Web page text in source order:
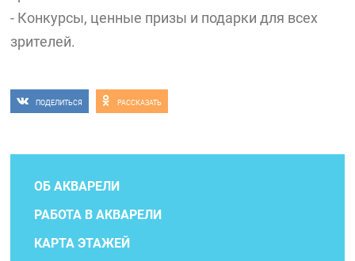
- Конкурсы, ценные призы и подарки для всех
зрителей.
ПОДЕЛИТЬСЯ РАССКАЗАТЬ
ОБ АКВАРЕЛИ
РАБОТА В АКВАРЕЛИ
КАРТА ЭТАЖЕЙ